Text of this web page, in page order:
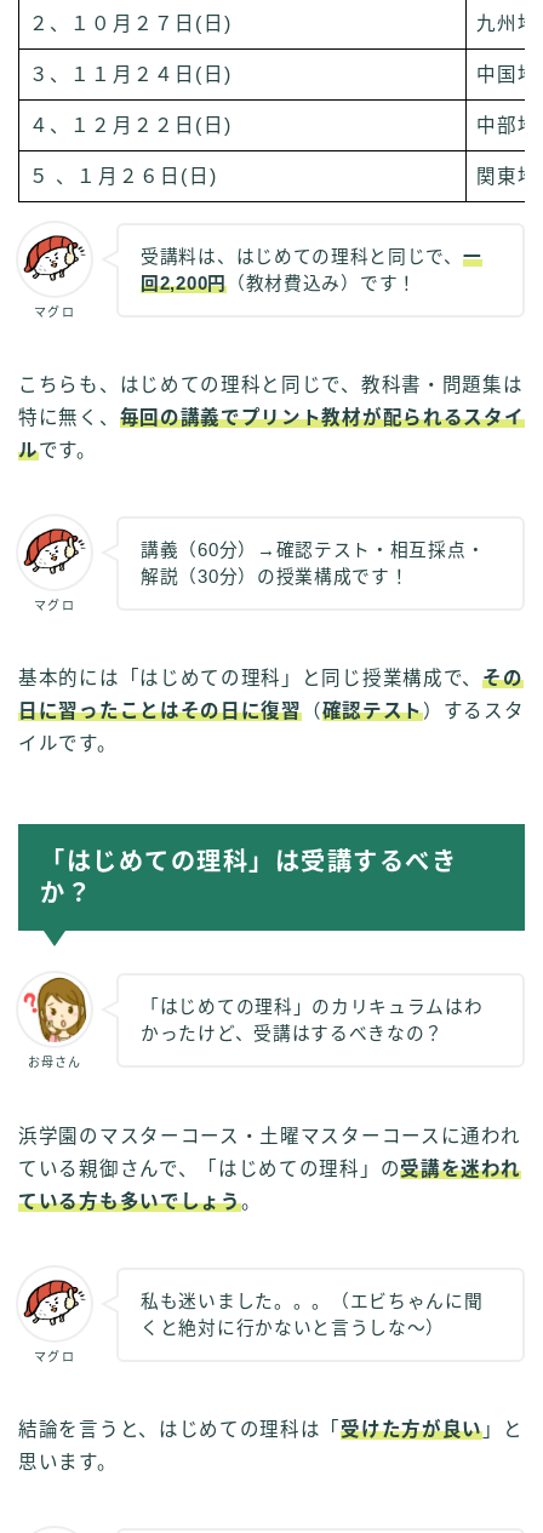
２、１０月２７日(日) 九州
３、１１月２４日(日) 中国
４、１２月２２日(日) 中部地
５ 、１月２６日(日) 関東
マグロ
受講料は、はじめての理科と同じで、 一
回2,200円（教材費込み）です！
こちらも、はじめての理科と同じで、教科書・問題集は
特に無く、 毎回の講義でプリント教材が配られるスタイ
ルです。
マグロ
講義（60分）→確認テスト・相互採点・
解説（30分）の授業構成です！
基本的には「はじめての理科」と同じ授業構成で、その
日に習ったことはその日に復習（確認テスト）するスタ
イルです。
「はじめての理科」は受講するべき
か？
お母さん
「はじめての理科」のカリキュラムはわ
かったけど、受講はするべきなの？
浜学園のマスターコース・土曜マスターコースに通われ
ている親御さんで、「はじめての理科」の受講を迷われ
ている方も多いでしょう。
マグロ
私も迷いました。。。（エビちゃんに聞
くと絶対に行かないと言うしな～）
結論を言うと、はじめての理科は「受けた方が良い 」と
思います。